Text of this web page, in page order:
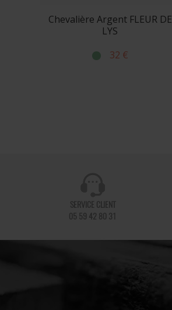
Chevalière Argent FLEUR DE
LYS
32 €
SERVICE CLIENT
05 59 42 80 31